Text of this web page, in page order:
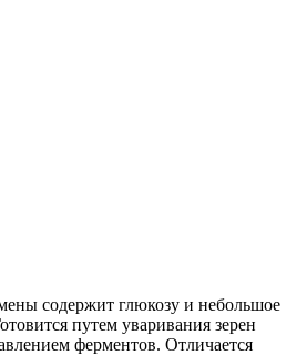
содержит глюкозу и небольшое
путем уваривания зерен
ферментов. Отличается